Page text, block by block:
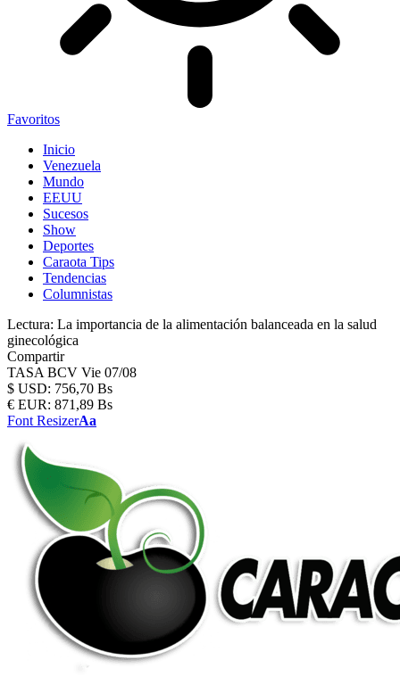
Favoritos
Inicio
Venezuela
Mundo
EEUU
Sucesos
Show
Deportes
Caraota Tips
Tendencias
Columnistas
Lectura: La importancia de la alimentación balanceada en la salud
ginecológica
Compartir
TASA BCV Vie 07/08
$ USD: 756,70 Bs
€ EUR: 871,89 Bs
Font ResizerAa